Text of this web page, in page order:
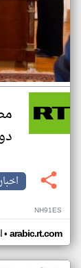
NH91ES
• arabic.rt.com